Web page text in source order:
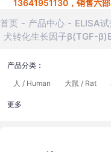
13641951130，销售六
首页 产品中心 ELISA
犬转化生长因子β(TGF-
产品分类：
人 / Human
大鼠 / Rat
更多